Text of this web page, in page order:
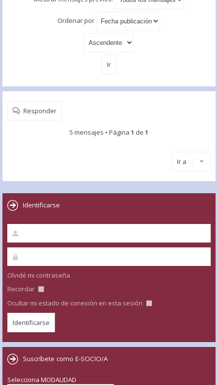
Ordenar por
Responder
5 mensajes • Página 1 de 1
Ir a
Identificarse
Olvidé mi contraseña
Recordar
Ocultar mi estado de conexión en esta sesión
Suscríbete como E-SOCIO/A
Selecciona MODALIDAD